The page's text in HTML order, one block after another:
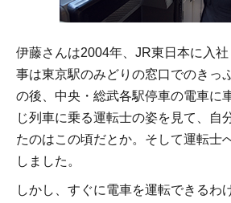
伊藤さんは2004年、JR東日本に入
事は東京駅のみどりの窓口でのきっ
の後、中央・総武各駅停車の電車に
じ列車に乗る運転士の姿を見て、自
たのはこの頃だとか。そして運転士
しました。
しかし、すぐに電車を運転できるわ